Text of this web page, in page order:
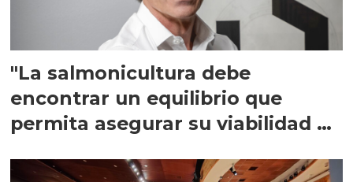
"La salmonicultura debe
encontrar un equilibrio que
permita asegurar su viabilidad de